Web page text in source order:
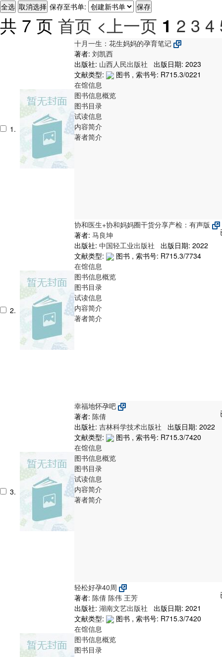
保存至书单:
共 7 页 首页 <上一页 1 2 3 4
1.
十月一生：花生妈妈的孕育笔记
著者: 刘凯西
出版社: 山西人民出版社
出版日期: 2023
文献类型:
图书 , 索书号: R715.3/0221
在馆信息
图书信息概览
图书目录
试读信息
内容简介
著者简介
2.
协和医生+协和妈妈圈干货分享产检：有声版
著者: 马良坤
出版社: 中国轻工业出版社
出版日期: 2022
文献类型:
图书 , 索书号: R715.3/7734
在馆信息
图书信息概览
图书目录
试读信息
内容简介
著者简介
3.
幸福地怀孕吧
著者: 陈倩
出版社: 吉林科学技术出版社
出版日期: 2022
文献类型:
图书 , 索书号: R715.3/7420
在馆信息
图书信息概览
图书目录
试读信息
内容简介
著者简介
轻松好孕40周
著者: 陈倩 陈伟 王芳
出版社: 湖南文艺出版社
出版日期: 2021
文献类型:
图书 , 索书号: R715.3/7420
在馆信息
图书信息概览
图书目录